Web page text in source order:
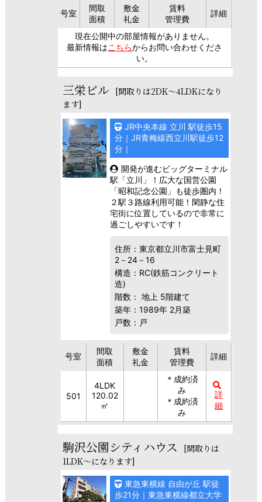
号室
間取
面積
敷金
礼金
賃料
管理費
詳細
現在公開中の部屋情報がありません。
最新情報はこちらからお問い合わせくださ
い。
三栄ビル [間取りは2DK～4LDKになり
ます]
JR中央本線 立川 駅徒歩15
分｜JR青梅線西立川駅徒歩12
分｜
開発が進むビッグターミナル
駅「立川」！広大な国営公園
「昭和記念公園」も徒歩圏内！
２駅３路線利用可能！閑静な住
宅街に位置しているので非常に
過ごしやすいです！
住所：東京都立川市富士見町
2－24－16
構造：RC(鉄筋コンクリート
造)
階数： 地上 5階建て
築年：1989年 2月築
戸数：戸
号室
間取
面積
敷金
礼金
賃料
管理費
詳細
501
4LDK
120.02
㎡
＊成約済
み
＊成約済
み
詳
細
駒沢公園シティハウス
[間取りは
1LDK～になります]
東急東横線 自由が丘 駅徒
歩21分｜東急東横線都立大学